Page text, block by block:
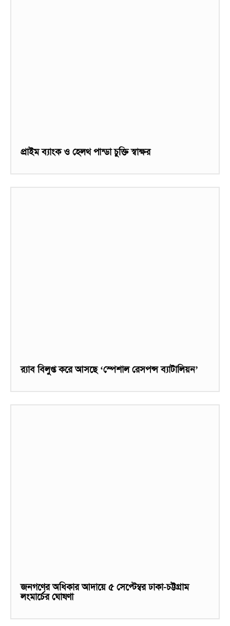
প্রাইম ব্যাংক ও হেলথ পান্ডা চুক্তি স্বাক্ষর
র‌্যাব বিলুপ্ত করে আসছে ‘স্পেশাল রেসপন্স ব্যাটালিয়ন’
জনগণের অধিকার আদায়ে ৫ সেপ্টেম্বর ঢাকা-চট্টগ্রাম
লংমার্চের ঘোষণা